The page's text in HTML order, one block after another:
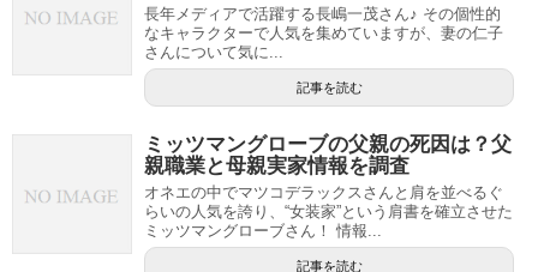
長年メディアで活躍する長嶋一茂さん♪ その個性的
なキャラクターで人気を集めていますが、妻の仁子
さんについて気に...
記事を読む
ミッツマングローブの父親の死因は？父
親職業と母親実家情報を調査
オネエの中でマツコデラックスさんと肩を並べるぐ
らいの人気を誇り、“女装家”という肩書を確立させた
ミッツマングローブさん！ 情報...
記事を読む